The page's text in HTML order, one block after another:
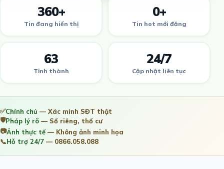
360+
Tin đang hiển thị
0+
Tin hot mới đăng
63
Tỉnh thành
24/7
Cập nhật liên tục
✅Chính chủ — Xác minh SĐT thật
🛡️Pháp lý rõ — Sổ riêng, thổ cư
📷Ảnh thực tế— Không ảnh minh họa
📞Hỗ trợ 24/7 — 0866.058.088